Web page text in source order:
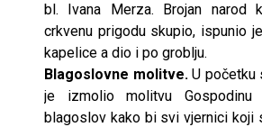
bl. Ivana Merza. Brojan narod
crkvenu prigodu skupio, ispunio
kapelice a dio i po groblju.
Blagoslovne molitve.U početku
je izmolio molitvu
blagoslov kako bi svi vjernici koji